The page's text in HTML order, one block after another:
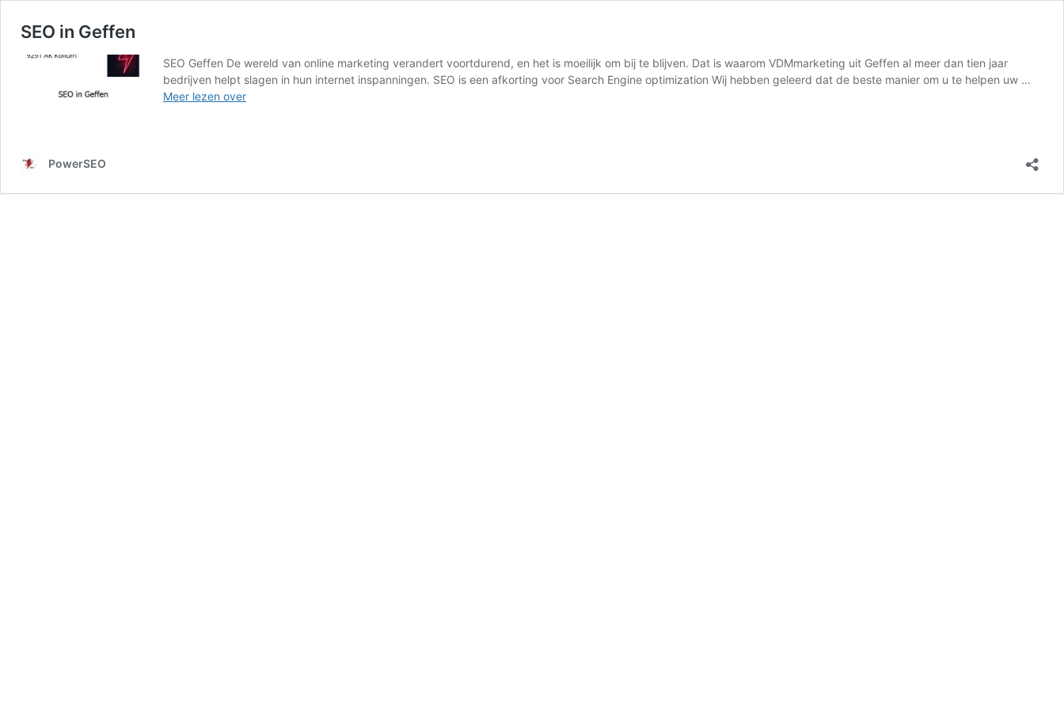
SEO in Geffen
SEO Geffen De wereld van online marketing verandert voortdurend, en het is moeilijk om bij te blijven. Dat is waarom VDMmarketing uit Geffen al meer dan tien jaar
bedrijven helpt slagen in hun internet inspanningen. SEO is een afkorting voor Search Engine optimization Wij hebben geleerd dat de beste manier om u te helpen uw …
Meer lezen overSEO
PowerSEO